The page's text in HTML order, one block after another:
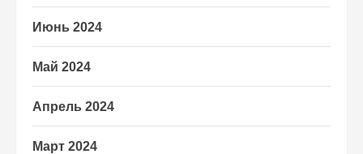
Июнь 2024
Май 2024
Апрель 2024
Март 2024